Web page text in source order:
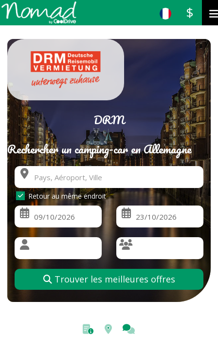
$
DRM
Rechercher un camping-car en Allemagne
Retour au même endroit
Trouver les meilleures offres